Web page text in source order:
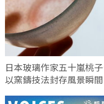
日本玻璃作家五十嵐桃
以窯鑄技法封存風景瞬間